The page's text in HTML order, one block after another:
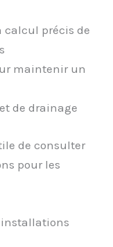
calcul précis de
maintenir un
de drainage
de consulter
pour les
installations